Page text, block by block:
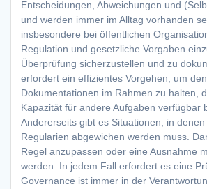
Entscheidungen, Abweichungen und
und werden immer im Alltag vorhanden
insbesondere bei öffentlichen
Regulation und gesetzliche Vorgaben
Überprüfung sicherzustellen und zu
erfordert ein effizientes Vorgehen, um
Dokumentationen im Rahmen zu halten,
Kapazität für andere Aufgaben verfügbar
Andererseits gibt es Situationen, in denen
Regularien abgewichen werden muss.
Regel anzupassen oder eine Ausnahme
werden. In jedem Fall erfordert es eine
Governance ist immer in der